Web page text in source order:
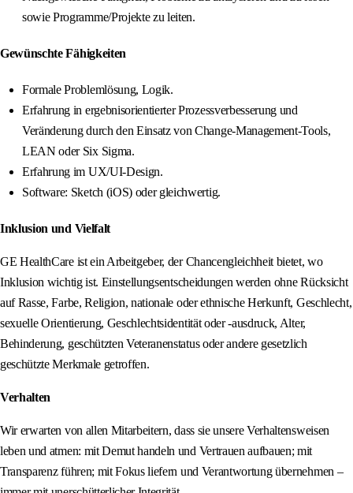
sowie Programme/Projekte zu leiten.
Gewünschte Fähigkeiten
Formale Problemlösung, Logik.
Erfahrung in ergebnisorientierter Prozessverbesserung und
Veränderung durch den Einsatz von Change-Management-Tools,
LEAN oder Six Sigma.
Erfahrung im UX/UI-Design.
Software: Sketch (iOS) oder gleichwertig.
Inklusion und Vielfalt
GE HealthCare ist ein Arbeitgeber, der Chancengleichheit bietet, wo
Inklusion wichtig ist. Einstellungsentscheidungen werden ohne Rücksicht
auf Rasse, Farbe, Religion, nationale oder ethnische Herkunft, Geschlecht,
sexuelle Orientierung, Geschlechtsidentität oder -ausdruck, Alter,
Behinderung, geschützten Veteranenstatus oder andere gesetzlich
geschützte Merkmale getroffen.
Verhalten
Wir erwarten von allen Mitarbeitern, dass sie unsere Verhaltensweisen
leben und atmen: mit Demut handeln und Vertrauen aufbauen; mit
Transparenz führen; mit Fokus liefern und Verantwortung übernehmen –